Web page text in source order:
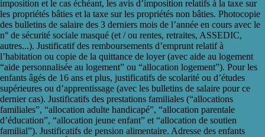
imposition et le cas échéant, les avis d’imposition relatifs à la taxe sur
les propriétés bâties et la taxe sur les propriétés non bâties. Photocopie
des bulletins de salaire des 3 derniers mois de l’année en cours avec le
n° de sécurité sociale masqué (et / ou rentes, retraites, ASSEDIC,
autres...). Justificatif des remboursements d’emprunt relatif à
l’habitation ou copie de la quittance de loyer (avec aide au logement
“aide personnalisée au logement” ou “allocation logement”). Pour les
enfants âgés de 16 ans et plus, justificatifs de scolarité ou d’études
supérieures ou d’apprentissage (avec les bulletins de salaire pour ce
dernier cas). Justificatifs des prestations familiales (“allocations
familiales”, “allocation adulte handicapé”, “allocation parentale
d’éducation”, “allocation jeune enfant” et “allocation de soutien
familial”). Justificatifs de pension alimentaire. Adresse des enfants